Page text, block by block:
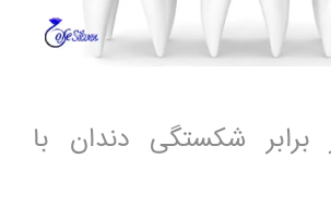
شکستگی دندان با